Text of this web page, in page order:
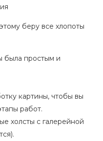
беру все хлопоты
была простым и
картины, чтобы вы
работ.
холсты с галерейной